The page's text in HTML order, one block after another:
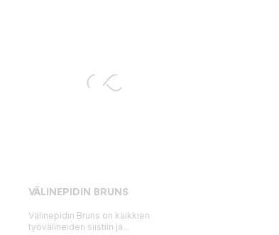
VÄLINEPIDIN BRUNS
Välinepidin Bruns on kaikkien
työvälineiden siistiin ja...